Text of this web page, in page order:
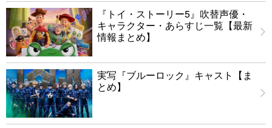
『トイ・ストーリー5』吹替声優・
キャラクター・あらすじ一覧【最新
情報まとめ】
実写『ブルーロック』キャスト【ま
とめ】